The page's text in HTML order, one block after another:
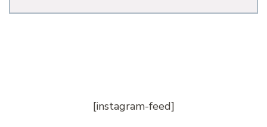
[instagram-feed]